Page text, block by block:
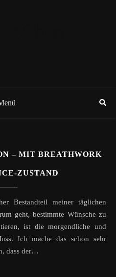
– MIT BREATHWORK
ZUSTAND
geht, bestimmte Wünsche zu
ist die morgendliche und
Ich mache das schon sehr
dass der…